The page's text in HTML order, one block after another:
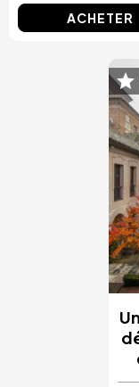
ACHETER